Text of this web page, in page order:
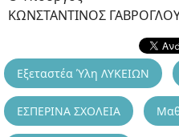
ΚΩΝΣΤΑΝΤΙΝΟΣ
Εξεταστέα Ύλη ΛΥΚΕΙΩΝ
ΕΣΠΕΡΙΝΑ ΣΧΟΛΕΙΑ